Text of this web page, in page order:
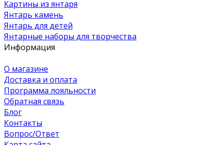
Картины из янтаря
Янтарь камень
Янтарь для детей
Янтарные наборы для творчества
Информация
О магазине
Доставка и оплата
Программа лояльности
Обратная связь
Блог
Контакты
Вопрос/Ответ